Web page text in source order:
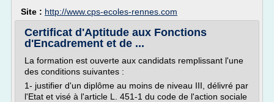
Site : http://www.cps-ecoles-rennes.com
Certificat d'Aptitude aux Fonctions
d'Encadrement et de ...
La formation est ouverte aux candidats remplissant l'une
des conditions suivantes :
1- justifier d'un diplôme au moins de niveau III, délivré par
l'Etat et visé à l'article L. 451-1 du code de l'action sociale